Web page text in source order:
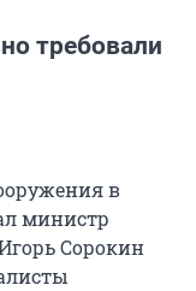
требовали
в
министр
Сорокин